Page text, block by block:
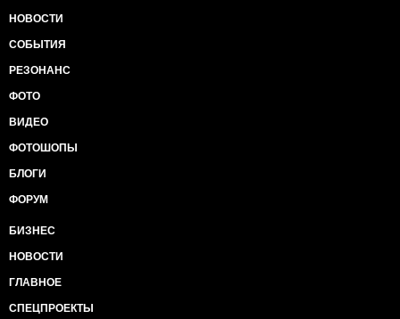
НОВОСТИ
СОБЫТИЯ
РЕЗОНАНС
ФОТО
ВИДЕО
ФОТОШОПЫ
БЛОГИ
ФОРУМ
БИЗНЕС
НОВОСТИ
ГЛАВНОЕ
СПЕЦПРОЕКТЫ